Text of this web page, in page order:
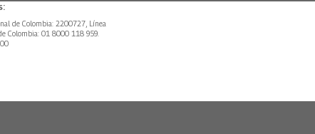
de Colombia: 2200727, Línea
Colombia: 01 8000 118 959.